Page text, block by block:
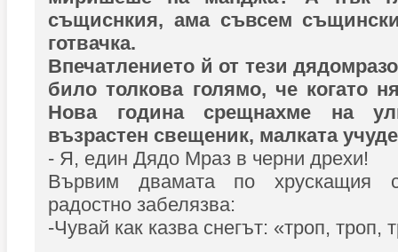
същиснкия, ама съвсем
готвачка.
Впечатлението й от тези
било толкова голямо, че когато
Нова година срещнахме на
възрастен свещеник, малката
- Я, един Дядо Мраз в черни дрехи!
Вървим двамата по хрускащия
радостно забелязва:
-Чувай как казва снегът: «троп, троп,